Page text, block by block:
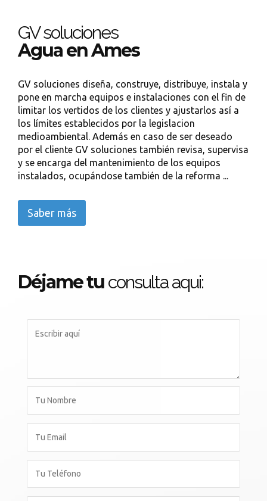
GV soluciones
Agua en Ames
GV soluciones diseña, construye, distribuye, instala y
pone en marcha equipos e instalaciones con el fin de
limitar los vertidos de los clientes y ajustarlos así a
los límites establecidos por la legislacion
medioambiental. Además en caso de ser deseado
por el cliente GV soluciones también revisa, supervisa
y se encarga del mantenimiento de los equipos
instalados, ocupándose también de la reforma ...
Saber más
Déjame tu consulta aqui: